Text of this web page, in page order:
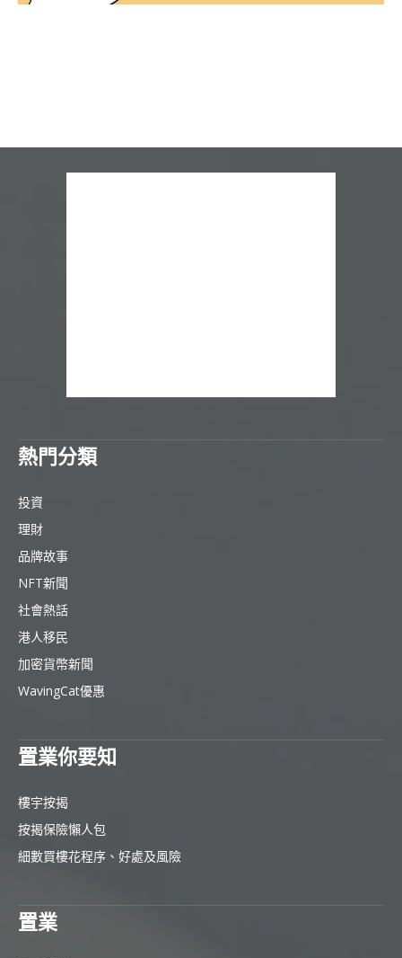
熱門分類
投資
理財
品牌故事
NFT新聞
社會熱話
港人移民
加密貨幣新聞
WavingCat優惠
置業你要知
樓宇按揭
按揭保險懶人包
細數買樓花程序、好處及風險
置業